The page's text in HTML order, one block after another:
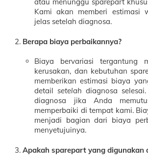
Kami akan memberi estimasi
jelas setelah diagnosa.
Berapa biaya perbaikannya?
Biaya bervariasi tergantung
kerusakan, dan kebutuhan
memberikan estimasi biaya
detailsetelah diagnosa
diagnosa jika Anda
memperbaiki di tempat kami.
menjadi bagian dari biaya
menyetujuinya.
Apakah sparepart yang digunakan